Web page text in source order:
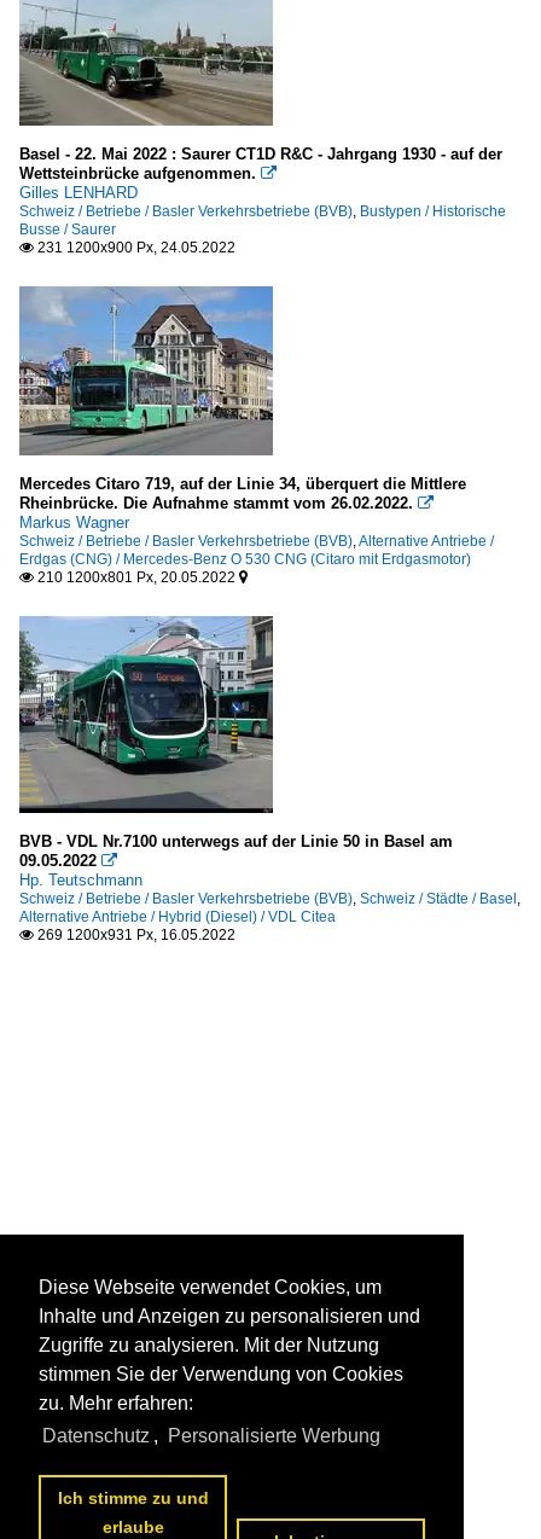
Basel - 22. Mai 2022 : Saurer CT1D R&C - Jahrgang 1930 - auf der
Wettsteinbrücke aufgenommen. 
Gilles LENHARD
Schweiz / Betriebe / Basler Verkehrsbetriebe (BVB), Bustypen / Historische
Busse / Saurer
 231 1200x900 Px, 24.05.2022
Mercedes Citaro 719, auf der Linie 34, überquert die Mittlere
Rheinbrücke. Die Aufnahme stammt vom 26.02.2022. 
Markus Wagner
Schweiz / Betriebe / Basler Verkehrsbetriebe (BVB),Alternative Antriebe /
Erdgas (CNG) / Mercedes-Benz O 530 CNG (Citaro mit Erdgasmotor)
 210 1200x801 Px, 20.05.2022 
BVB - VDL Nr.7100 unterwegs auf der Linie 50 in Basel am
09.05.2022 
Hp. Teutschmann
Schweiz / Betriebe / Basler Verkehrsbetriebe (BVB), Schweiz / Städte / Basel,
Alternative Antriebe / Hybrid (Diesel) / VDL Citea
 269 1200x931 Px, 16.05.2022
Diese Webseite verwendet Cookies, um
Inhalte und Anzeigen zu personalisieren und
Zugriffe zu analysieren. Mit der Nutzung
stimmen Sie der Verwendung von Cookies
zu. Mehr erfahren:
Datenschutz , Personalisierte Werbung
Ich stimme zu und
erlaube